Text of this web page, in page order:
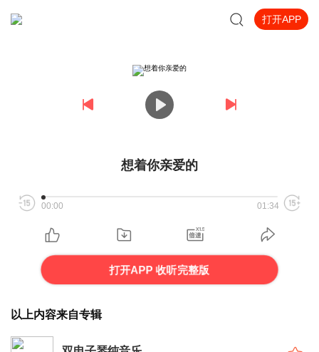
打开APP
想着你亲爱的
00:00 01:34
打开APP 收听完整版
以上内容来自专辑